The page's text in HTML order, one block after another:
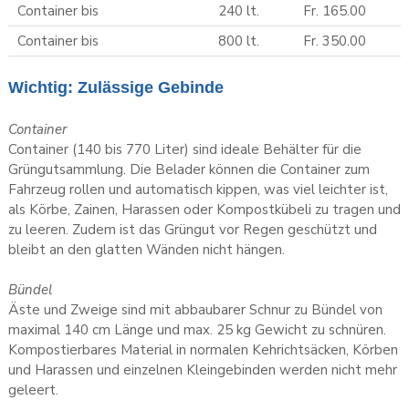
Container bis
240 lt.
Fr. 165.00
Container bis
800 lt. Fr. 350.00
Wichtig: Zulässige Gebinde
Container
Container (140 bis 770 Liter) sind ideale Behälter für die
Grüngutsammlung. Die Belader können die Container zum
Fahrzeug rollen und automatisch kippen, was viel leichter ist,
als Körbe, Zainen, Harassen oder Kompostkübeli zu tragen und
zu leeren. Zudem ist das Grüngut vor Regen geschützt und
bleibt an den glatten Wänden nicht hängen.
Bündel
Äste und Zweige sind mit abbaubarer Schnur zu Bündel von
maximal 140 cm Länge und max. 25 kg Gewicht zu schnüren.
Kompostierbares Material in normalen Kehrichtsäcken, Körben
und Harassen und einzelnen Kleingebinden werden nicht mehr
geleert.